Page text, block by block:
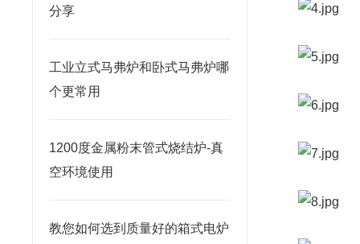
分享
工业立式马弗炉和卧式马弗炉哪
个更常用
1200度金属粉末管式烧结炉-真
空环境使用
教您如何选到质量好的箱式电炉